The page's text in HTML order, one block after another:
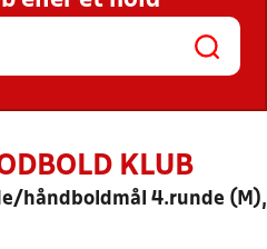
KLUB
håndboldmål 4.runde (M),